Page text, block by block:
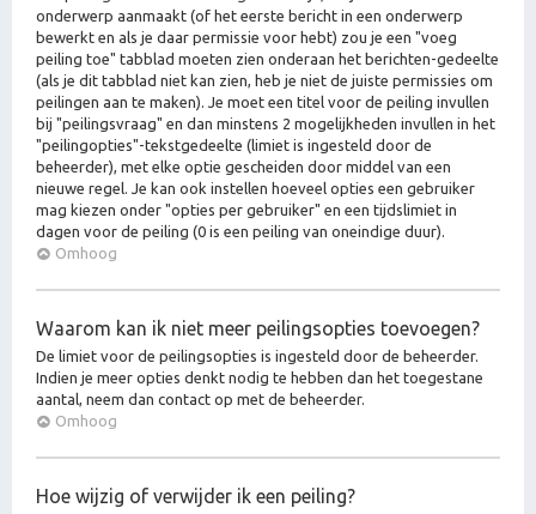
onderwerp aanmaakt (of het eerste bericht in een onderwerp
bewerkt en als je daar permissie voor hebt) zou je een "voeg
peiling toe" tabblad moeten zien onderaan het berichten-gedeelte
(als je dit tabblad niet kan zien, heb je niet de juiste permissies om
peilingen aan te maken). Je moet een titel voor de peiling invullen
bij "peilingsvraag" en dan minstens 2 mogelijkheden invullen in het
"peilingopties"-tekstgedeelte (limiet is ingesteld door de
beheerder), met elke optie gescheiden door middel van een
nieuwe regel. Je kan ook instellen hoeveel opties een gebruiker
mag kiezen onder "opties per gebruiker" en een tijdslimiet in
dagen voor de peiling (0 is een peiling van oneindige duur).
Omhoog
Waarom kan ik niet meer peilingsopties toevoegen?
De limiet voor de peilingsopties is ingesteld door de beheerder.
Indien je meer opties denkt nodig te hebben dan het toegestane
aantal, neem dan contact op met de beheerder.
Omhoog
Hoe wijzig of verwijder ik een peiling?